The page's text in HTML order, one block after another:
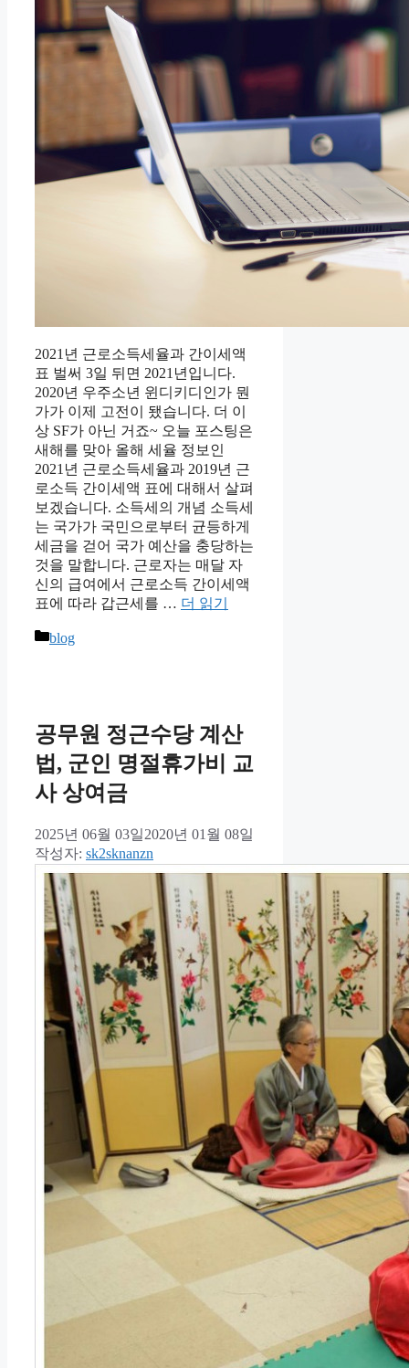
2021년 근로소득세율과 간이세액
표 벌써 3일 뒤면 2021년입니다.
2020년 우주소년 윈디키디인가 뭔
가가 이제 고전이 됐습니다. 더 이
상 SF가 아닌 거죠~ 오늘 포스팅은
새해를 맞아 올해 세율 정보인
2021년 근로소득세율과 2019년 근
로소득 간이세액 표에 대해서 살펴
보겠습니다. 소득세의 개념 소득세
는 국가가 국민으로부터 균등하게
세금을 걷어 국가 예산을 충당하는
것을 말합니다. 근로자는 매달 자
신의 급여에서 근로소득 간이세액
표에 따라 갑근세를 … 더 읽기
카
blog
공무원 정근수당 계산
법, 군인 명절휴가비 교
사 상여금
2025년 06월 03일2020년 01월 08일
작성자: sk2sknanzn